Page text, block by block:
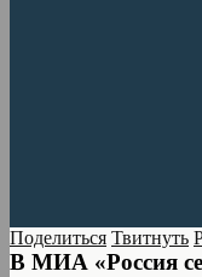
Поделиться Твитнуть
В МИА «Россия